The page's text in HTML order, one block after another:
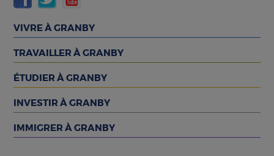
VIVRE À GRANBY
TRAVAILLER À GRANBY
ÉTUDIER À GRANBY
INVESTIR À GRANBY
IMMIGRER À GRANBY